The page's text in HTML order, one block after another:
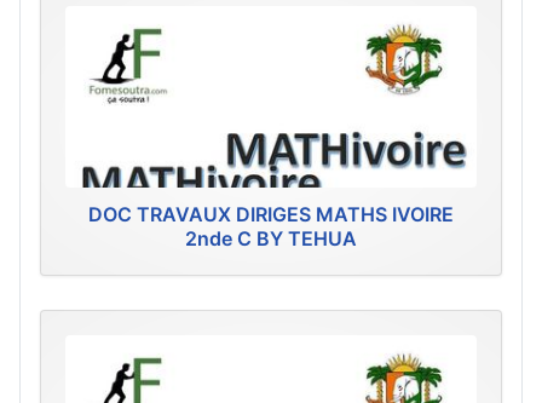
DOC TRAVAUX DIRIGES MATHS IVOIRE
2nde C BY TEHUA